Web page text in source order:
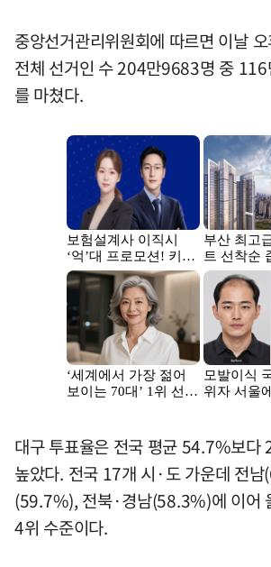
중앙선거관리위원회에 따르면 이날
전체 선거인 수 204만9683명 중
를 마쳤다.
대구 투표율은 전국 평균 54.7%보
높았다. 전국 17개 시·도 가운데 전
(59.7%), 전북·경남(58.3%)에 이어
4위 수준이다.